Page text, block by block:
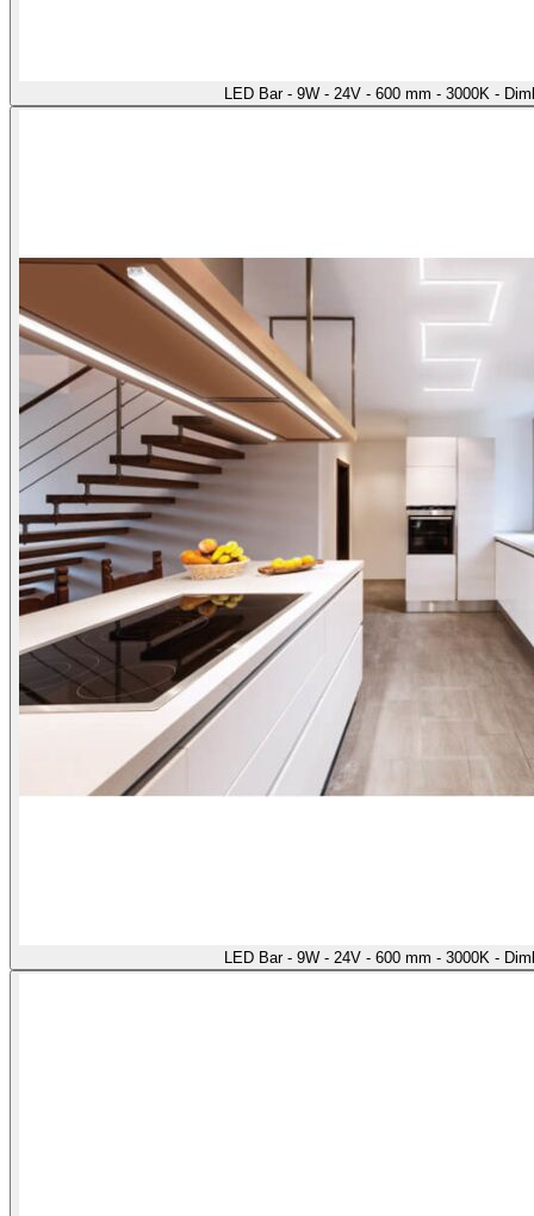
LED Bar - 9W - 24V - 600 mm - 3000K -
LED Bar - 9W - 24V - 600 mm - 3000K -